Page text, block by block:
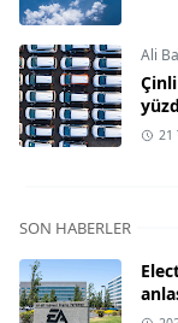
Ali
21
SON HABERLER